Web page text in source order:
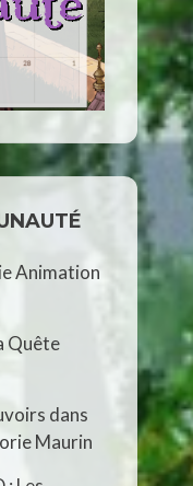
Animation
Quête
dans
Maurin